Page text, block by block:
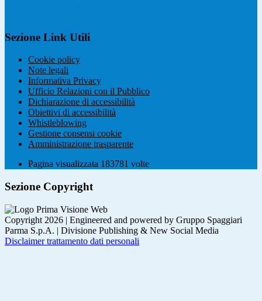
Sezione Link Utili
Cookie policy
Note legali
Informativa Privacy
Ufficio Relazioni con il Pubblico
Dichiarazione di accessibilità
Obiettivi di accessibilità
Whistleblowing
Gestione consensi cookie
Amministrazione trasparente
Pagina visualizzata 183781 volte
Sezione Copyright
Copyright 2026 | Engineered and powered by Gruppo Spaggiari
Parma S.p.A. | Divisione Publishing & New Social Media
Disclaimer trattamento dati personali